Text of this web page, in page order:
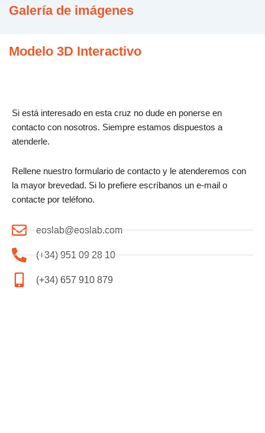
Galería de imágenes
Modelo 3D Interactivo
Si está interesado en esta cruz no dude en ponerse en
contacto con nosotros. Siempre estamos dispuestos a
atenderle.
Rellene nuestro formulario de contacto y le atenderemos con
la mayor brevedad. Si lo prefiere escríbanos un e-mail o
contacte por teléfono.
eoslab@eoslab.com
(+34) 951 09 28 10
(+34) 657 910 879